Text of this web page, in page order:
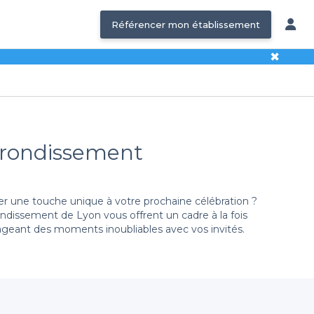
Référencer mon établissement
✖
une touche unique à votre prochaine célébration ?
de Lyon vous offrent un cadre à la fois
des moments inoubliables avec vos invités.
d'options dans le 2e arrondissement, chacune prête
et atmosphères. Que vous souhaitiez une